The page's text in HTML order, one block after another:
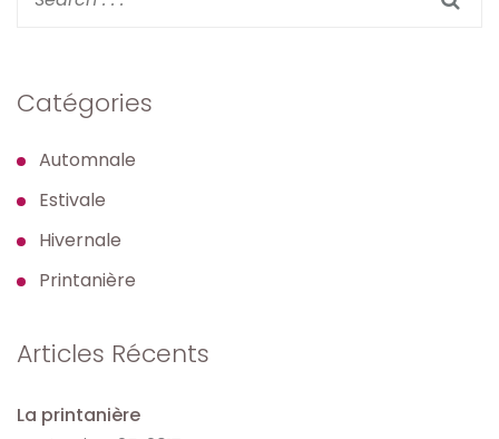
Catégories
Automnale
Estivale
Hivernale
Printanière
Articles Récents
La printanière